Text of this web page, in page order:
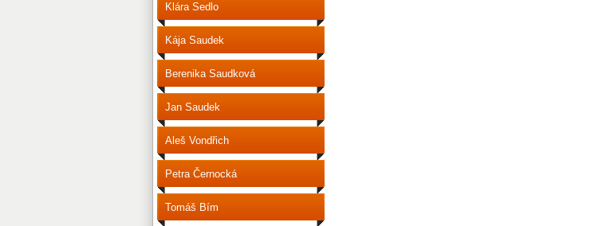
Klára Sedlo
Kája Saudek
Berenika Saudková
Jan Saudek
Aleš Vondřich
Petra Černocká
Tomáš Bím